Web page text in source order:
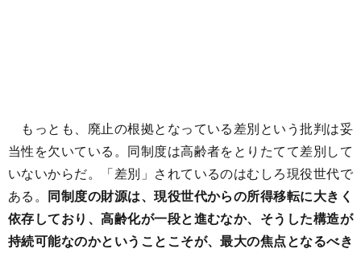
もっとも、廃止の根拠となっている差別という批判は妥
当性を欠いている。同制度は高齢者をとりたてて差別して
いないからだ。「差別」されているのはむしろ現役世代で
ある。 同制度の財源は、現役世代からの所得移転に大きく
依存しており、高齢化が一段と進むなか、そうした構造が
持続可能なのかということこそが、最大の焦点となるべき